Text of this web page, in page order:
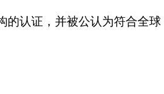
认证，并被公认为符合全球